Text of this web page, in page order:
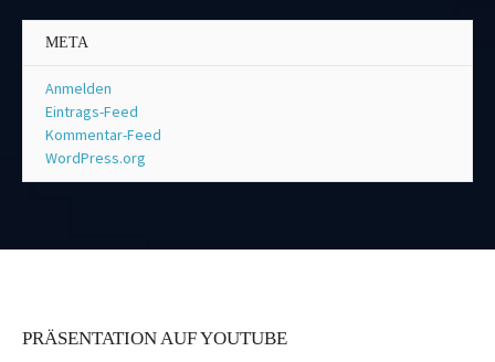
META
Anmelden
Eintrags-Feed
Kommentar-Feed
WordPress.org
PRÄSENTATION AUF YOUTUBE